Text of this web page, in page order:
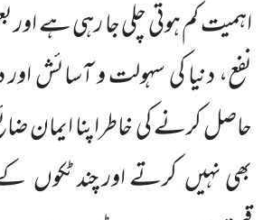
اہمیت کم ہوتی چلی جا رہی ہے اور
نفع، دنیا کی سہولت و آسائش
حاصل کرنے کی خاطراپنا ایمان
بھی نہیںکرتے اور چند ٹکوں